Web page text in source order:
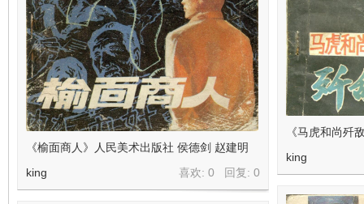
《马虎和尚歼
king
《榆面商人》人民美术出版社 侯德剑 赵建明
喜欢: 0 回复: 0
king